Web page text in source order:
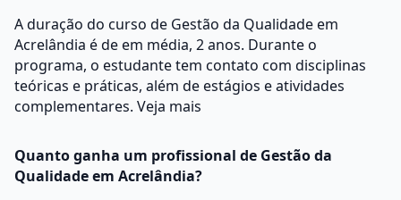
A duração do curso de Gestão da Qualidade em
Acrelândia é de em média, 2 anos. Durante o
programa, o estudante tem contato com disciplinas
teóricas e práticas, além de estágios e atividades
complementares. Veja mais
Quanto ganha um profissional de Gestão da
Qualidade em Acrelândia?